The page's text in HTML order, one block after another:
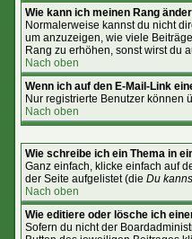
Wie kann ich meinen Rang
Normalerweise kannst du nicht
um anzuzeigen, wie viele
Rang zu erhöhen, sonst wirst du
Nach oben
Wenn ich auf den E-Mail-Link
Nur registrierte Benutzer können
Nach oben
Wie schreibe ich ein Thema in
Ganz einfach, klicke einfach auf
der Seite aufgelistet (die Du
Nach oben
Wie editiere oder lösche ich
Sofern du nicht der